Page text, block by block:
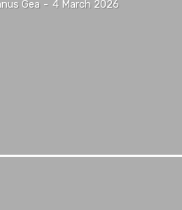
Gea - 4 March 2026